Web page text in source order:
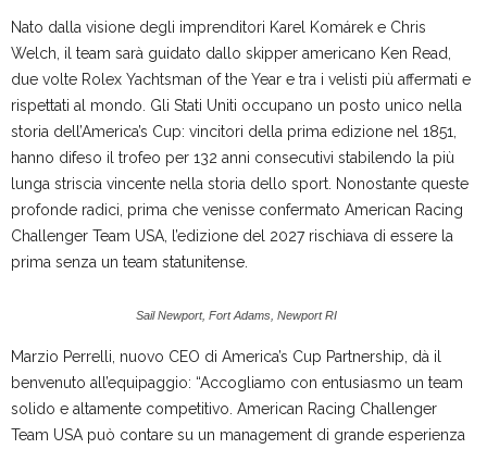
Nato dalla visione degli imprenditori Karel Komárek e Chris
Welch, il team sarà guidato dallo skipper americano Ken Read,
due volte Rolex Yachtsman of the Year e tra i velisti più affermati e
rispettati al mondo. Gli Stati Uniti occupano un posto unico nella
storia dell’America’s Cup: vincitori della prima edizione nel 1851,
hanno difeso il trofeo per 132 anni consecutivi stabilendo la più
lunga striscia vincente nella storia dello sport. Nonostante queste
profonde radici, prima che venisse confermato American Racing
Challenger Team USA, l’edizione del 2027 rischiava di essere la
prima senza un team statunitense.
Sail Newport, Fort Adams, Newport RI
Marzio Perrelli, nuovo CEO di America’s Cup Partnership, dà il
benvenuto all’equipaggio: “Accogliamo con entusiasmo un team
solido e altamente competitivo. American Racing Challenger
Team USA può contare su un management di grande esperienza